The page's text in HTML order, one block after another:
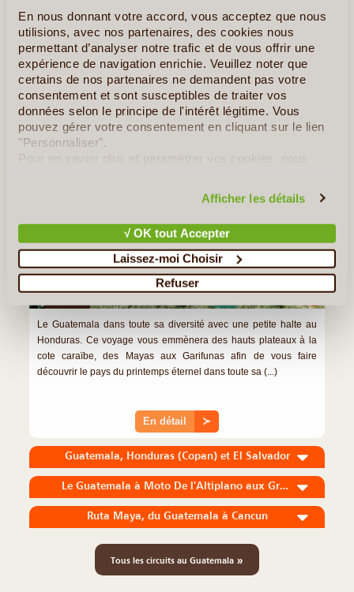
En nous donnant votre accord, vous acceptez que nous
utilisions, avec nos partenaires, des cookies nous
permettant d’analyser notre trafic et de vous offrir une
expérience de navigation enrichie. Veuillez noter que
certains de nos partenaires ne demandent pas votre
consentement et sont susceptibles de traiter vos
données selon le principe de l'intérêt légitime. Vous
pouvez gérer votre consentement en cliquant sur le lien
"Personnaliser".
Pour en savoir plus et paramétrer vos cookies, nous
Afficher les détails
√ OK tout Accepter
Laissez-moi Choisir
Refuser
Tous les Articles sur le Guatemala»
Quelques Idées de Voyages au Guatemala
Le Classique du Guatemala
15J/14N ©
Le Guatemala dans toute sa diversité avec une petite halte au
Honduras. Ce voyage vous emmènera des hauts plateaux à la
cote caraïbe, des Mayas aux Garifunas afin de vous faire
découvrir le pays du printemps éternel dans toute sa (...)
En détail ≻
Guatemala, Honduras (Copan) et El Salvador
Le Guatemala à Moto De l'Altiplano aux Grands Sites Mayas
Ruta Maya, du Guatemala à Cancun
Tous les circuits au Guatemala »